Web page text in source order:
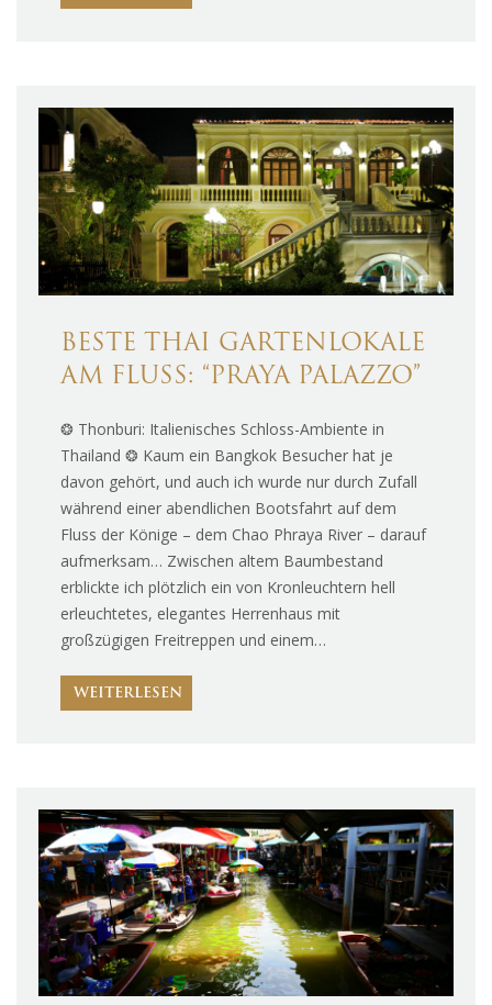
BESTE THAI GARTENLOKALE
AM FLUSS: “PRAYA PALAZZO”
❂ Thonburi: Italienisches Schloss-Ambiente in
Thailand ❂ Kaum ein Bangkok Besucher hat je
davon gehört, und auch ich wurde nur durch Zufall
während einer abendlichen Bootsfahrt auf dem
Fluss der Könige – dem Chao Phraya River – darauf
aufmerksam… Zwischen altem Baumbestand
erblickte ich plötzlich ein von Kronleuchtern hell
erleuchtetes, elegantes Herrenhaus mit
großzügigen Freitreppen und einem…
WEITERLESEN